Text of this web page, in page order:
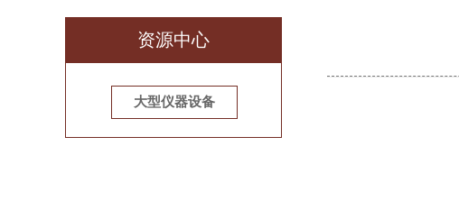
资源中心
大型仪器设备